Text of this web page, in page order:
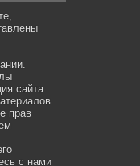
сайта
прав
с нами